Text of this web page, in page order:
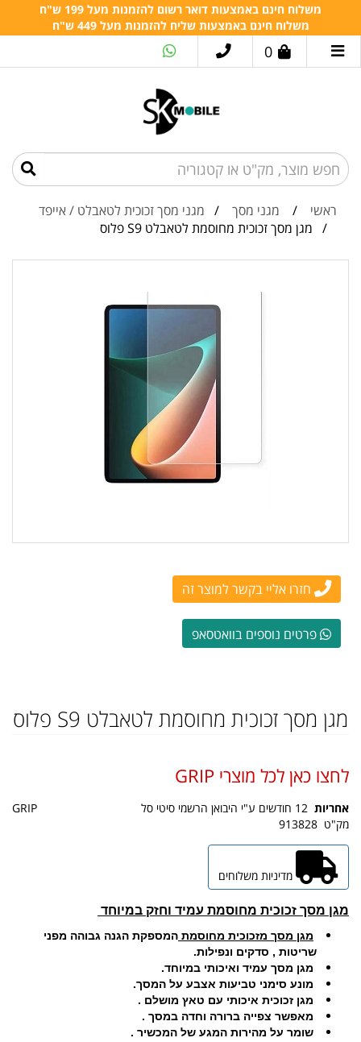
משלוח חינם באמצעות דואר רשום להזמנות מעל 199 ש"ח
משלוח חינם באמצעות שליח להזמנות מעל 449 ש"ח
0
ראשי / מגני מסך / מגני מסך זכוכית לטאבלט / אייפד
/ מגן מסך זכוכית מחוסמת לטאבלט S9 פלוס
חזרו אליי בקשר למוצר זה
פרטים נוספים בוואטסאפ
מגן מסך זכוכית מחוסמת לטאבלט S9 פלוס
לחצו כאן לכל מוצרי GRIP
GRIP אחריות
מק"ט 913828
מגן מסך זכוכית מחוסמת עמיד וחזק במיוחד
מגן מסך מזכוכית מחוסמת המספקת הגנה גבוהה מפני
שריטות , סדקים ונפילות.
מגן מסך עמיד ואיכותי במיוחד.
מונע סימני טביעות אצבע על המסך.
מגן זכוכית איכותי עם טאץ מושלם .
מאפשר צפייה ברורה וחדה במסך .
שומר על מהירות המגע של המכשיר .​